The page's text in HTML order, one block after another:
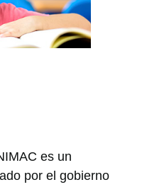
es un
por el gobierno